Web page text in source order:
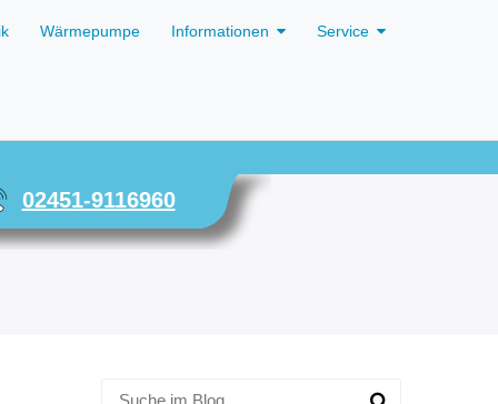
Wärmepumpe Informationen Service
02451-9116960